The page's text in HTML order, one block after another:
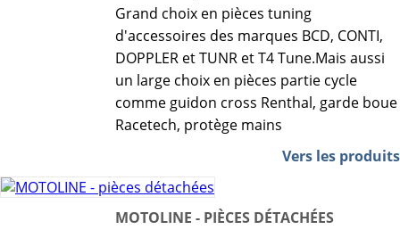
Grand choix en pièces tuning
d'accessoires des marques BCD, CONTI,
DOPPLER et TUNR et T4 Tune.Mais aussi
un large choix en pièces partie cycle
comme guidon cross Renthal, garde boue
Racetech, protège mains
Vers les produits
MOTOLINE - PIÈCES DÉTACHÉES